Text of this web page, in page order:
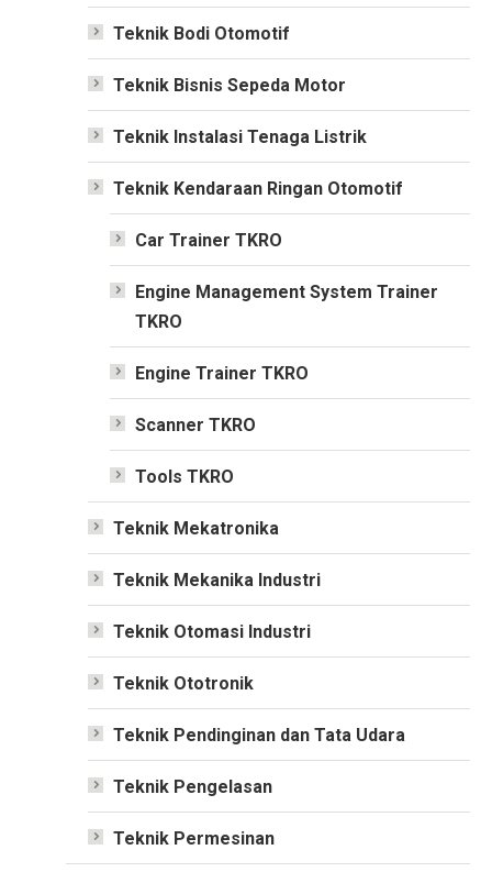
Teknik Bodi Otomotif
Teknik Bisnis Sepeda Motor
Teknik Instalasi Tenaga Listrik
Teknik Kendaraan Ringan Otomotif
Car Trainer TKRO
Engine Management System Trainer
TKRO
Engine Trainer TKRO
Scanner TKRO
Tools TKRO
Teknik Mekatronika
Teknik Mekanika Industri
Teknik Otomasi Industri
Teknik Ototronik
Teknik Pendinginan dan Tata Udara
Teknik Pengelasan
Teknik Permesinan